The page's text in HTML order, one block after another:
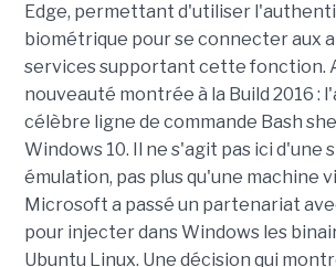
Edge, permettant d'utiliser
biométrique pour se connecter aux
services supportant cette fonction.
nouveauté montrée à la Build 2016 :
célèbre ligne de commande Bash
Windows 10. Il ne s'agit pas ici d'une
émulation, pas plus qu'une machine
Microsoft a passé un partenariat
pour injecter dans Windows les
Ubuntu Linux. Une décision qui